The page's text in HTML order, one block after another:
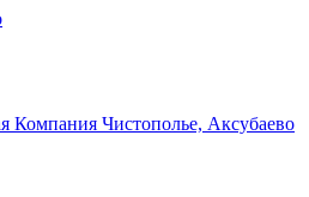
Компания Чистополье, Аксубаево